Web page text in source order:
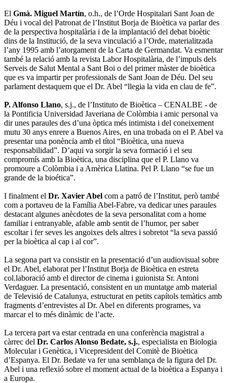
El Gmà. Miguel Martín, o.h., de l’Orde Hospitalari Sant Joan de
Déu i vocal del Patronat de l’Institut Borja de Bioètica va parlar des
de la perspectiva hospitalària i de la implantació del debat bioètic
dins de la Institució, de la seva vinculació a l’Orde, materialitzada
l’any 1995 amb l’atorgament de la Carta de Germandat. Va esmentar
també la relació amb la revista Labor Hospitalària, de l’impuls dels
Serveis de Salut Mental a Sant Boi o del primer màster de bioètica
que es va impartir per professionals de Sant Joan de Déu. Del seu
parlament destaquem que el Dr. Abel “llegia la vida en clau de fe”.
P. Alfonso Llano, s.j., de l’Instituto de Bioètica – CENALBE - de
la Pontificia Universidad Javeriana de Colòmbia i amic personal va
dir unes paraules des d’una òptica més intimista i del coneixement
mutu 30 anys enrere a Buenos Aires, en una trobada on el P. Abel va
presentar una ponència amb el títol “Bioètica, una nueva
responsabilidad”. D’aqui va sorgir la seva formació i el seu
compromís amb la Bioètica, una disciplina que el P. Llano va
promoure a Colòmbia i a Amèrica Llatina. Pel P. Llano “se fue un
grande de la bioética”.
I finalment el Dr. Xavier Abel com a patró de l’Institut, però també
com a portaveu de la Família Abel-Fabre, va dedicar unes paraules
destacant algunes anècdotes de la seva personalitat com a home
familiar i entranyable, afable amb sentit de l’humor, per saber
escoltar i fer seves les angoixes dels altres i sobretot “la seva passió
per la bioètica al cap i al cor”.
La segona part va consistir en la presentació d’un audiovisual sobre
el Dr. Abel, elaborat per l’Institut Borja de Bioètica en estreta
col.laboració amb el director de cinema i guionista Sr. Antoni
Verdaguer. La presentació, consistent en un muntatge amb material
de Televisió de Catalunya, estructurat en petits capítols temàtics amb
fragments d’entrevistes al Dr. Abel en diferents programes, va
marcar el to més dinàmic de l’acte.
La tercera part va estar centrada en una conferència magistral a
càrrec del Dr. Carlos Alonso Bedate, s.j., especialista en Biologia
Molecular i Genètica, i Vicepresident del Comitè de Bioètica
d’Espanya. El Dr. Bedate va fer una semblança de la figura del Dr.
Abel i una reflexió sobre el moment actual de la bioètica a Espanya i
a Europa.